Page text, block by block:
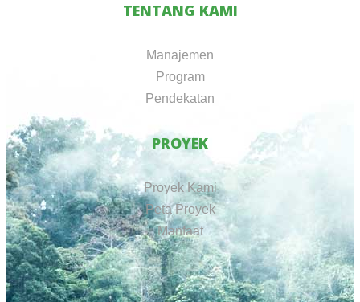
TENTANG KAMI
Manajemen
Program
Pendekatan
PROYEK
Proyek Kami
Peta Proyek
Manfaat